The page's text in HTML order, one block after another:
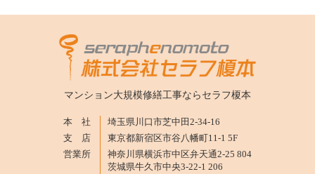
マンション大規模修繕工事なら セラフ榎本
本 社
埼玉県川口市芝中田2-34-16
支 店
東京都新宿区市谷八幡町11-1 5F
営業所
神奈川県横浜市中区弁天通2-25 804
茨城県牛久市中央3-22-1 206